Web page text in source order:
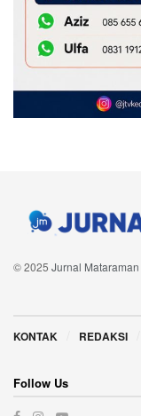
© 2025 Jurnal Mataraman
KONTAK REDAKSI
Follow Us